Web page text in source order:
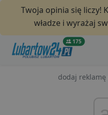
Twoja opinia się liczy!
władze i wyrażaj
175
dodaj